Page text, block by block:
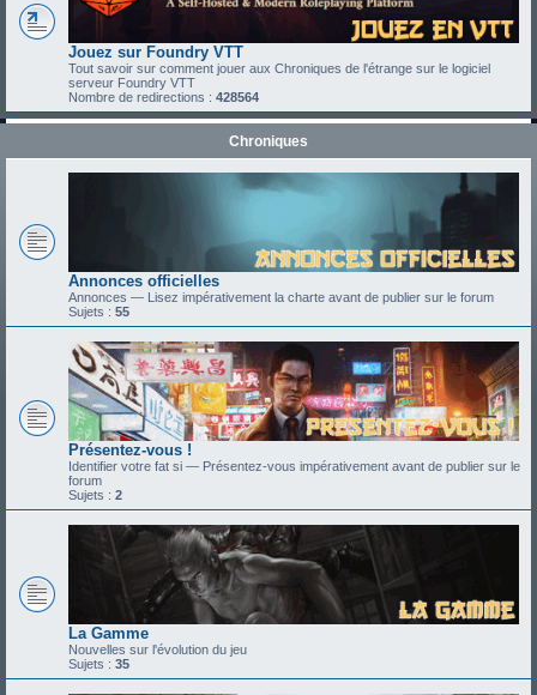
Jouez sur Foundry VTT
Tout savoir sur comment jouer aux Chroniques de l'étrange sur le logiciel
serveur Foundry VTT
Nombre de redirections : 428564
Chroniques
Annonces officielles
Annonces — Lisez impérativement la charte avant de publier sur le forum
Sujets : 55
Présentez-vous !
Identifier votre fat si — Présentez-vous impérativement avant de publier sur le
forum
Sujets : 2
La Gamme
Nouvelles sur l'évolution du jeu
Sujets : 35